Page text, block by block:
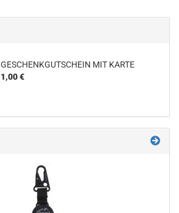
GESCHENKGUTSCHEIN MIT KARTE
1,00 €